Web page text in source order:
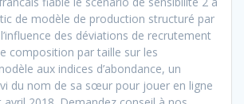
de modèle de production structuré par
des déviations de recrutement
composition par taille sur les
aux indices d’abondance, un
du nom de sa sœur pour jouer en ligne